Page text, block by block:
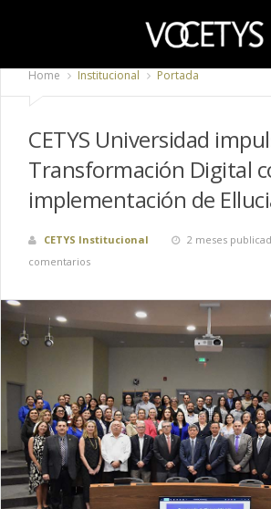
Home Institucional Portada
CETYS Universidad
Transformación Digital
implementación de
CETYS Institucional 2 meses
comentarios